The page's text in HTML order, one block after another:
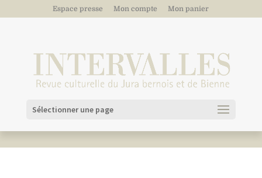
Espace presse Mon compte Mon panier
Sélectionner une page